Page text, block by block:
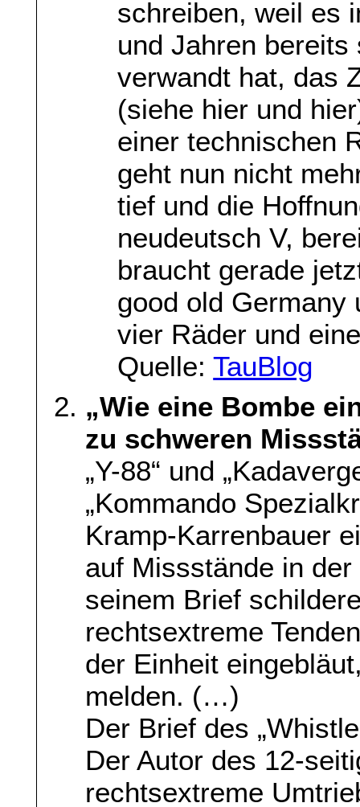
schreiben, weil es
und Jahren
verwandt hat, das
(siehe hier und
einer technischen
geht nun nicht
tief und die
neudeutsch V,
braucht gerade
good old Germany
vier Räder und
Quelle:TauBlog
„Wie eine Bombe
zu schweren
„Y-88“ und
„Kommando
Kramp-Karrenbauer
auf Missstände in
seinem Brief
rechtsextreme
der Einheit
melden. (…)
Der Brief des
Der Autor des 12-
rechtsextreme